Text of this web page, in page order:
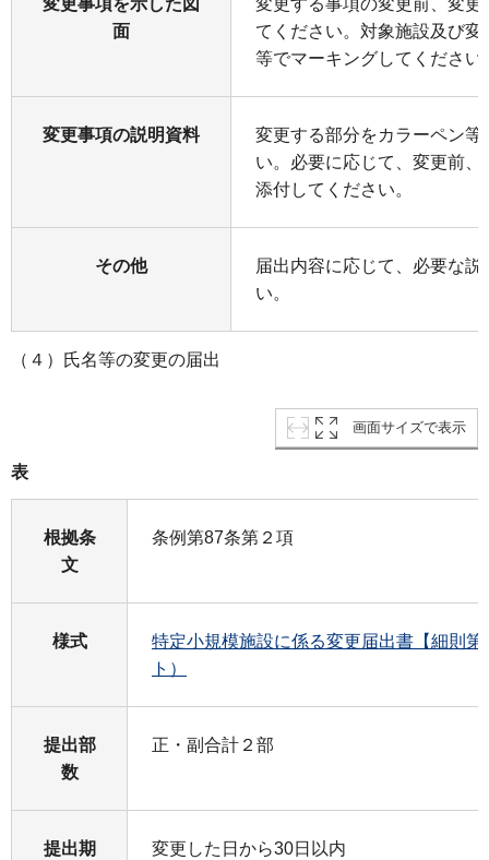
面
てください。対象施設及び
等でマーキングしてください
変更事項の説明資料
変更する部分をカラーペン
い。必要に応じて、変更前
添付してください。
その他
届出内容に応じて、必要な
い。
（４）氏名等の変更の届出
画面サイズで表示
表
根拠条
文
条例第87条第２項
様式
特定小規模施設に係る変更届出書【細則
ト）
提出部
数
正・副合計２部
提出期
変更した日から30日以内